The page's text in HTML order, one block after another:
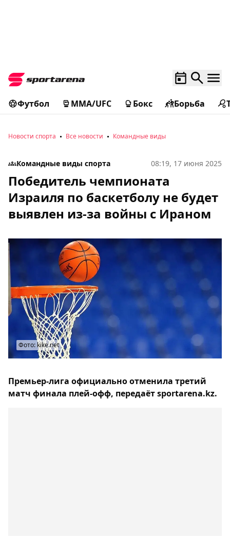
Футбол MMA/UFC Бокс Борьба
Новости спорта Все новости Командные виды
Командные виды спорта 08:19, 17 июня 2025
Победитель чемпионата
Израиля по баскетболу не будет
выявлен из-за войны с Ираном
Фото: kike.net
Премьер-лига официально отменила третий
матч финала плей-офф, передаёт sportarena.kz.